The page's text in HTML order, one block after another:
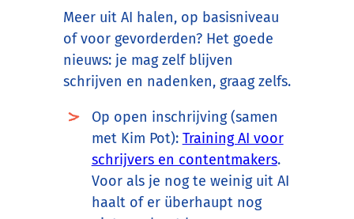
Meer uit AI halen, op basisniveau
of voor gevorderden? Het goede
nieuws: je mag zelf blijven
schrijven en nadenken, graag zelfs.
Op open inschrijving (samen
met Kim Pot): Training AI voor
schrijvers en contentmakers.
Voor als je nog te weinig uit AI
haalt of er überhaupt nog